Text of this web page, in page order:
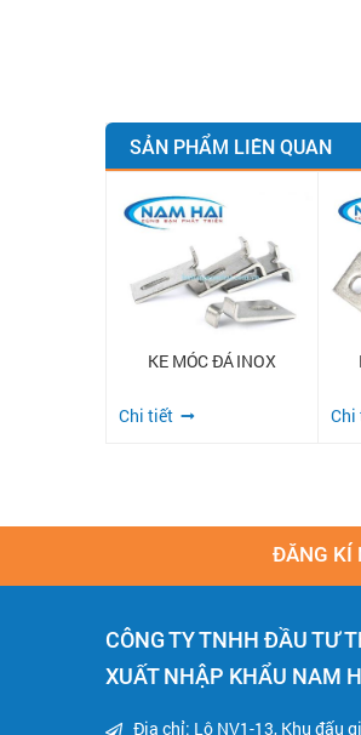
SẢN PHẨM LIÊN QUAN
KE MÓC ĐÁ INOX
Chi tiết
ĐĂNG KÍ
CÔNG TY TNHH ĐẦU TƯ
XUẤT NHẬP KHẨU NAM
Địa chỉ: Lô NV1-13, Khu đấu